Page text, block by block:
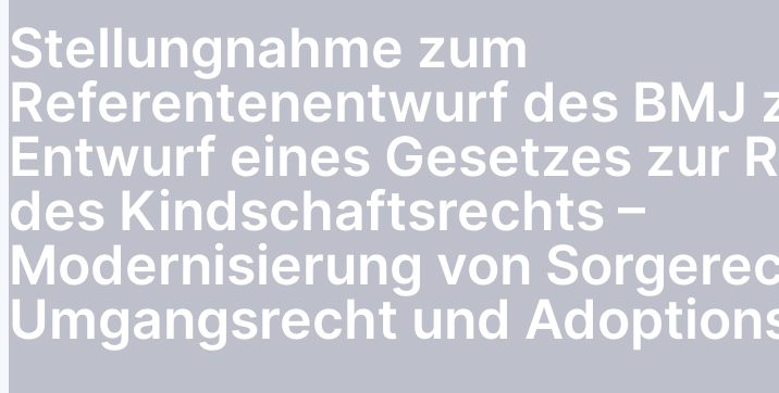
Stellungnahme zum
Referentenentwurf des BMJ
Entwurf eines Gesetzes zur
des Kindschaftsrechts –
Modernisierung von
Umgangsrecht und